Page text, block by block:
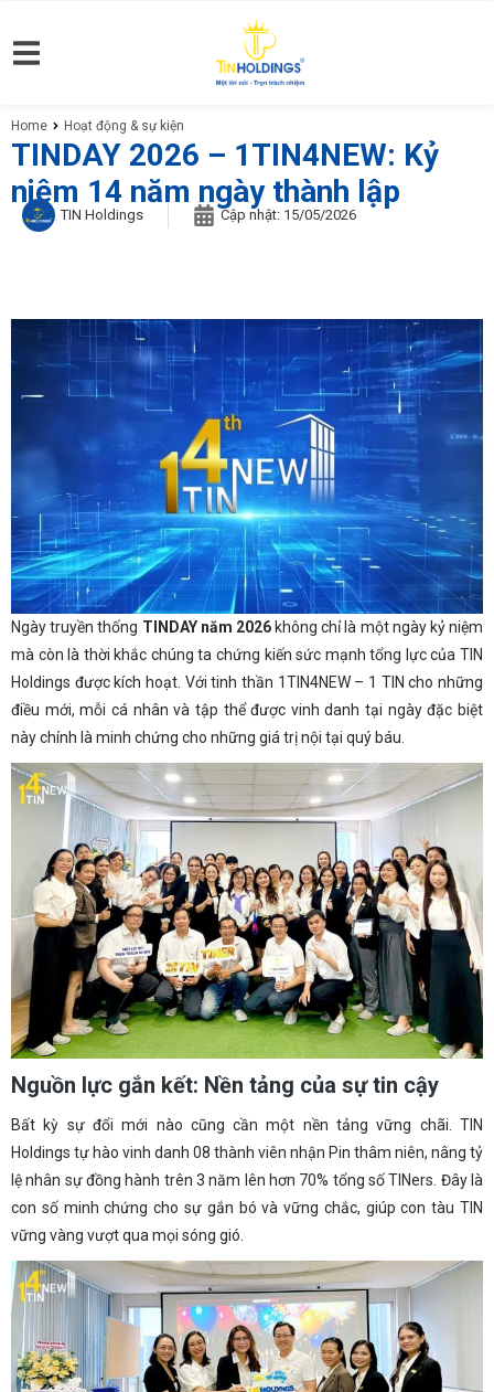
You are here:
Home Hoạt động & sự kiện
TINDAY 2026 – 1TIN4NEW: Kỷ
niệm 14 năm ngày thành lập
TIN Holdings Cập nhật: 15/05/2026
Ngày truyền thống TINDAY năm 2026không chỉ là một ngày kỷ niệm
mà còn là thời khắc chúng ta chứng kiến sức mạnh tổng lực của TIN
Holdings được kích hoạt. Với tinh thần 1TIN4NEW – 1 TIN cho những
điều mới, mỗi cá nhân và tập thể được vinh danh tại ngày đặc biệt
này chính là minh chứng cho những giá trị nội tại quý báu.
Nguồn lực gắn kết: Nền tảng của sự tin cậy
Bất kỳ sự đổi mới nào cũng cần một nền tảng vững chãi. TIN
Holdings tự hào vinh danh 08 thành viên nhận Pin thâm niên, nâng tỷ
lệ nhân sự đồng hành trên 3 năm lên hơn 70% tổng số TINers. Đây là
con số minh chứng cho sự gắn bó và vững chắc, giúp con tàu TIN
vững vàng vượt qua mọi sóng gió.